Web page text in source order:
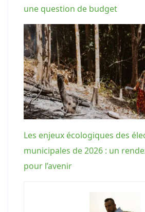
une question de budget
Les enjeux écologiques des
municipales de 2026 : un
pour l’avenir